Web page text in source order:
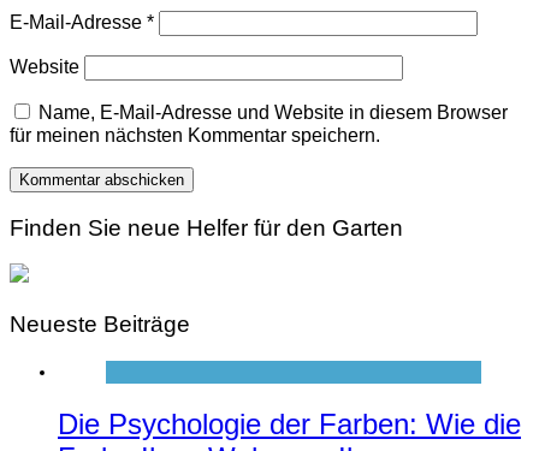
E-Mail-Adresse *
Website
Name, E-Mail-Adresse und Website in diesem Browser
für meinen nächsten Kommentar speichern.
Finden Sie neue Helfer für den Garten
Neueste Beiträge
Die Psychologie der Farben: Wie die